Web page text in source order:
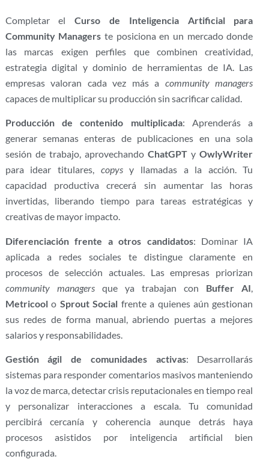
Completar elCurso de Inteligencia Artificial para
Community Managers te posiciona en un mercado donde
las marcas exigen perfiles que combinen creatividad,
estrategia digital y dominio de herramientas de IA. Las
empresas valoran cada vez más a community managers
capaces de multiplicar su producción sin sacrificar calidad.
Producción de contenido multiplicada: Aprenderás a
generar semanas enteras de publicaciones en una sola
sesión de trabajo, aprovechandoChatGPT yOwlyWriter
para idear titulares, copysy llamadas a la acción. Tu
capacidad productiva crecerá sin aumentar las horas
invertidas, liberando tiempo para tareas estratégicas y
creativas de mayor impacto.
Diferenciación frente a otros candidatos: Dominar IA
aplicada a redes sociales te distingue claramente en
procesos de selección actuales. Las empresas priorizan
community managersque ya trabajan con Buffer AI,
Metricoolo Sprout Social frente a quienes aún gestionan
sus redes de forma manual, abriendo puertas a mejores
salarios y responsabilidades.
Gestión ágil de comunidades activas: Desarrollarás
sistemas para responder comentarios masivos manteniendo
la voz de marca, detectar crisis reputacionales en tiempo real
y personalizar interacciones a escala. Tu comunidad
percibirá cercanía y coherencia aunque detrás haya
procesos asistidos por inteligencia artificial bien
configurada.